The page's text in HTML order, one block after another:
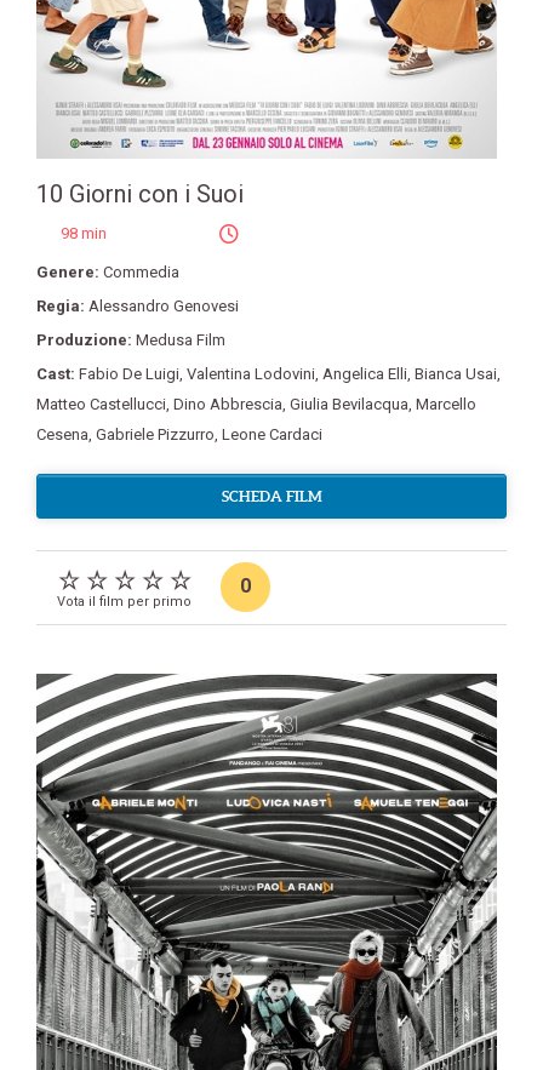
10 Giorni con i Suoi
98 min
Genere: Commedia
Regia: Alessandro Genovesi
Produzione: Medusa Film
Cast: Fabio De Luigi Valentina Lodovini Angelica Elli Bianca Usai
Matteo Castellucci Dino Abbrescia Giulia Bevilacqua Marcello
Cesena Gabriele Pizzurro Leone Cardaci
SCHEDA FILM
Vota il film per primo
0